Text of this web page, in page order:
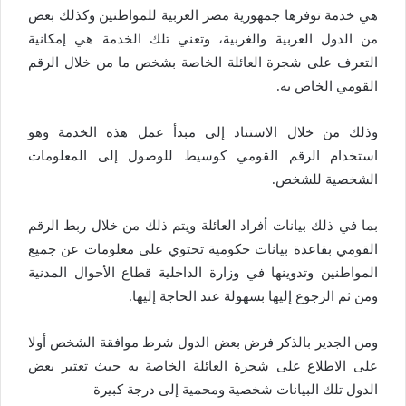
هي خدمة توفرها جمهورية مصر العربية للمواطنين وكذلك بعض
من الدول العربية والغربية، وتعني تلك الخدمة هي إمكانية
التعرف على شجرة العائلة الخاصة بشخص ما من خلال الرقم
القومي الخاص به.
وذلك من خلال الاستناد إلى مبدأ عمل هذه الخدمة وهو
استخدام الرقم القومي كوسيط للوصول إلى المعلومات
الشخصية للشخص.
بما في ذلك بيانات أفراد العائلة ويتم ذلك من خلال ربط الرقم
القومي بقاعدة بيانات حكومية تحتوي على معلومات عن جميع
المواطنين وتدوينها في وزارة الداخلية قطاع الأحوال المدنية
ومن ثم الرجوع إليها بسهولة عند الحاجة إليها.
ومن الجدير بالذكر فرض بعض الدول شرط موافقة الشخص أولا
على الاطلاع على شجرة العائلة الخاصة به حيث تعتبر بعض
الدول تلك البيانات شخصية ومحمية إلى درجة كبيرة